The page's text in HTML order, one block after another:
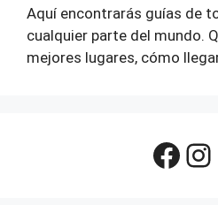
Aquí encontrarás guías de
cualquier parte del mundo.
mejores lugares, cómo